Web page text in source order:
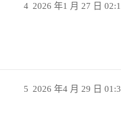
2026 年1 月 27 日
4
2026 年4 月 29 日
5